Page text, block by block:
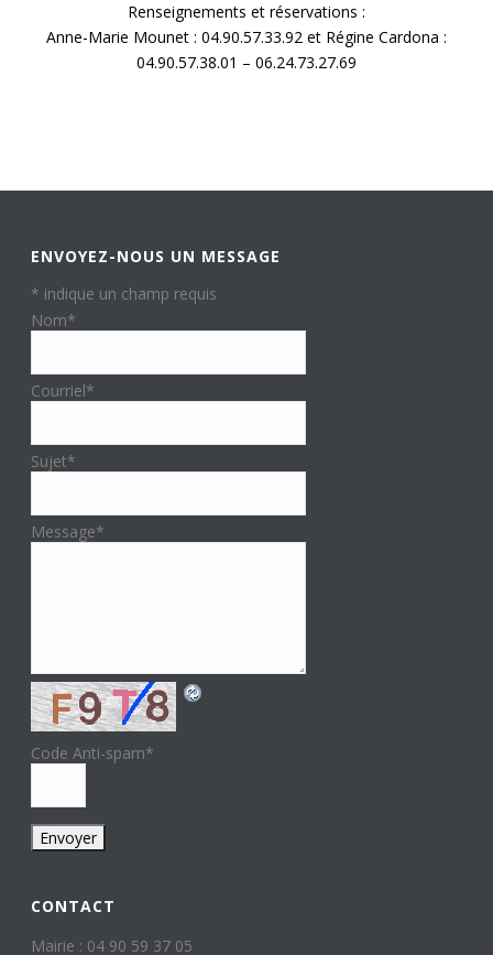
Renseignements et réservations :
Anne-Marie Mounet : 04.90.57.33.92 et Régine Cardona :
04.90.57.38.01 – 06.24.73.27.69
ENVOYEZ-NOUS UN MESSAGE
* indique un champ requis
Nom*
Courriel*
Sujet*
Message*
Code Anti-spam*
CONTACT
Mairie : 04 90 59 37 05